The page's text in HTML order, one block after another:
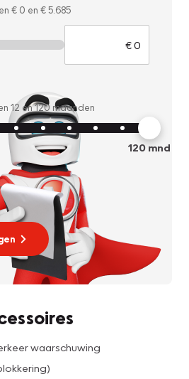
€ 0 en € 5.685
12 en120 maanden
120mnd
waarschuwing